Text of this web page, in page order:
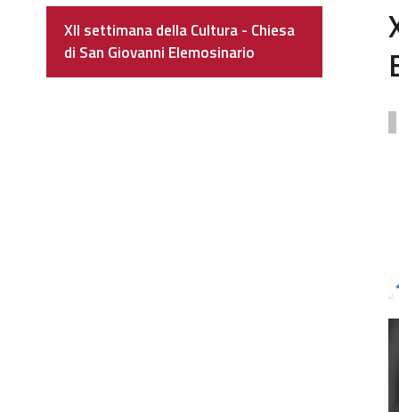
Navigazione
XII settimana della Cultura - Chiesa
di San Giovanni Elemosinario